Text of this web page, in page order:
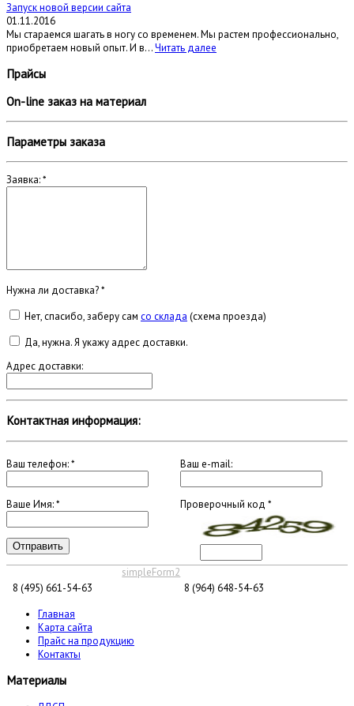
Запуск новой версии сайта
01.11.2016
Мы стараемся шагать в ногу со временем. Мы растем профессионально,
приобретаем новый опыт. И в...Читать далее
Прайсы
On-line заказ на материал
Параметры заказа
Заявка:*
Нужна ли доставка?*
Нет, спасибо, заберу сам со склада (схема проезда)
Да, нужна. Я укажу адрес доставки.
Адрес доставки:
Контактная информация:
Ваш телефон:*
Ваше Имя:*
Ваш e-mail:
Проверочный код*
Отправить
simpleForm2
8 (495) 661-54-63
8 (964) 648-54-63
Главная
Карта сайта
Прайс на продукцию
Контакты
Материалы